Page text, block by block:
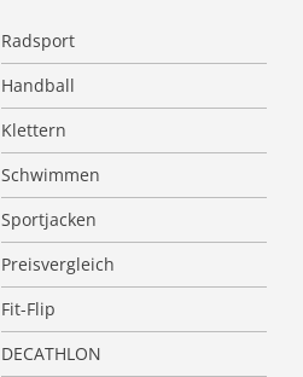
Radsport
Handball
Klettern
Schwimmen
Sportjacken
Preisvergleich
Fit-Flip
DECATHLON